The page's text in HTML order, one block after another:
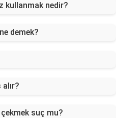
kullanmak nedir?
demek?
suç mu?